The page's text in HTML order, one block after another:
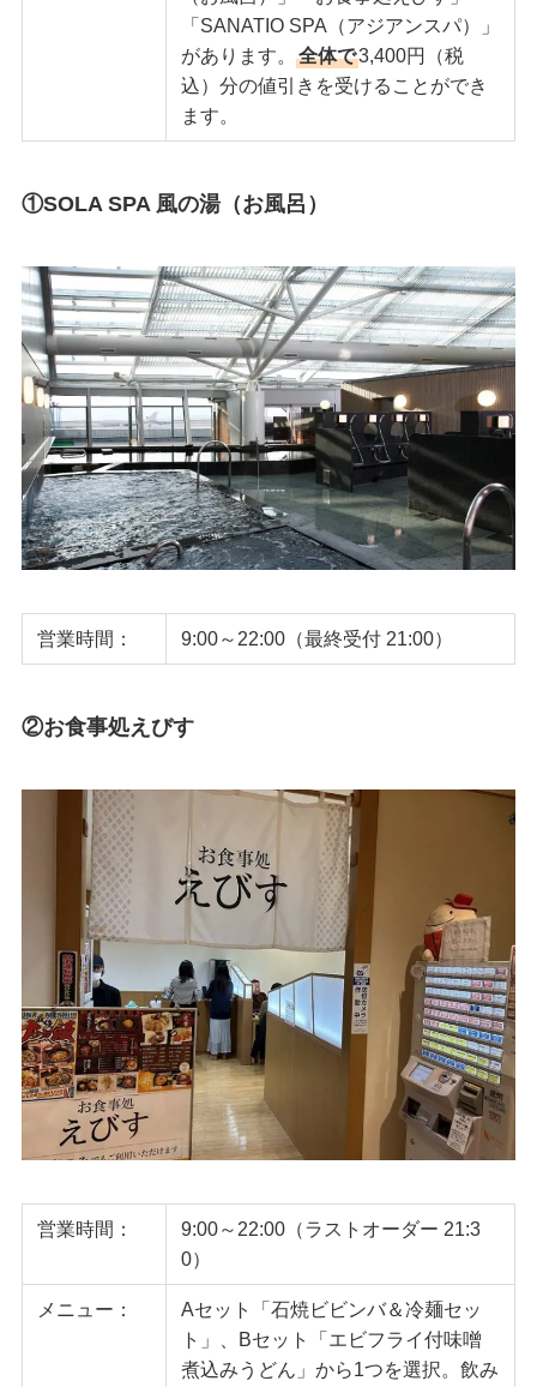
「SANATIO SPA（アジアンスパ）」
があります。
全体で3,400円（税
込）分の値引きを受けることができ
ます。
①SOLA SPA 風の湯（お風呂）
営業時間： 9:00～22:00（最終受付 21:00）
②お食事処えびす
営業時間：
9:00～22:00（ラストオーダー 21:3
0）
メニュー：
Aセット「石焼ビビンバ＆冷麺セッ
ト」、Bセット「エビフライ付味噌
煮込みうどん」から1つを選択。飲み